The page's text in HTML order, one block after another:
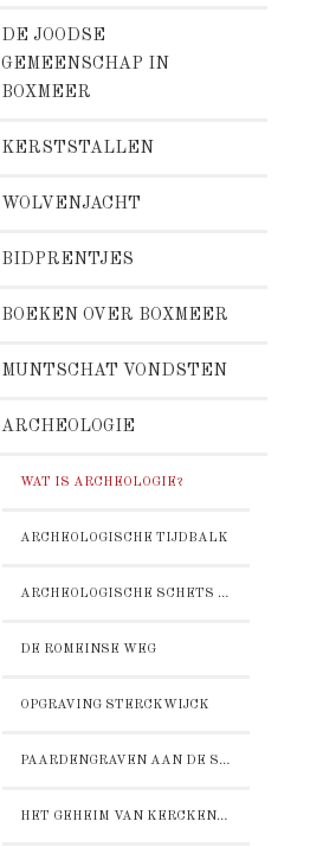
DE JOODSE
GEMEENSCHAP IN
BOXMEER
KERSTSTALLEN
WOLVENJACHT
BIDPRENTJES
BOEKEN OVER BOXMEER
MUNTSCHAT VONDSTEN
ARCHEOLOGIE
WAT IS ARCHEOLOGIE?
ARCHEOLOGISCHE TIJDBALK
ARCHEOLOGISCHE SCHETS VAN BOXMEER
DE ROMEINSE WEG
OPGRAVING STERCKWIJCK
PAARDENGRAVEN AAN DE STEENSTRAAT
HET GEHEIM VAN KERCKENZIGHT